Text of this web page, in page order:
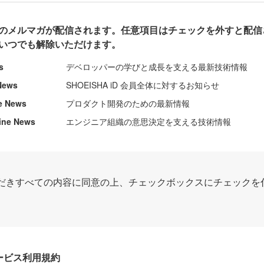
メルマガが配信されます。任意項目はチェックを外すと配
つでも解除いただけます。
デベロッパーの学びと成長を支える最新技術情報
SHOEISHA iD 会員全体に対するお知らせ
News
プロダクト開発のための最新情報
News
エンジニア組織の意思決定を支える技術情報
きすべての内容に同意の上、チェックボックスにチェック
ス利用規約